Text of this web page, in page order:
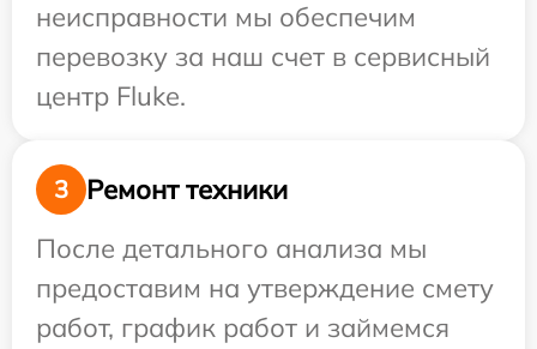
неисправности мы обеспечим
перевозку за наш счет в сервисный
центр Fluke.
3
Ремонт техники
После детального анализа мы
предоставим на утверждение смету
работ, график работ и займемся